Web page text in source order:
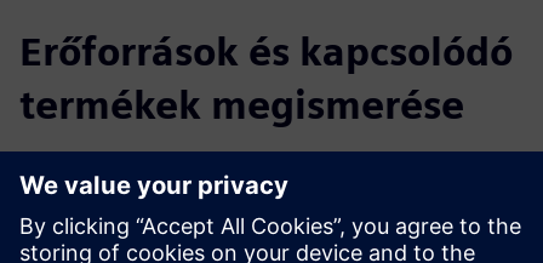
Erőforrások és kapcsolódó
termékek megismerése
További információk és források
Az 5 tengelyes szerszámgépek szoftveralapú